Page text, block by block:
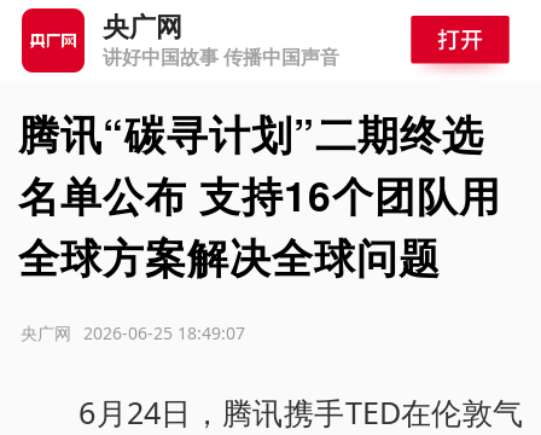
央广网
讲好中国故事 传播中国声音
腾讯“碳寻计划”二期终选
名单公布 支持16个团队用
全球方案解决全球问题
2026-06-25 18:49:07
央广网
6月24日，腾讯携手TED在伦敦气